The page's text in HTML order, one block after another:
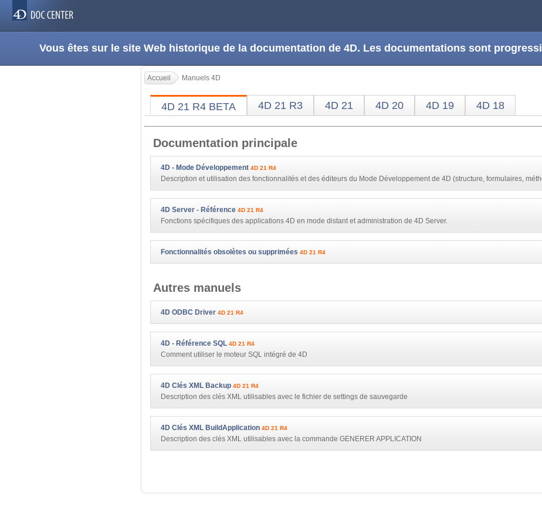
Vous êtes sur le site Web historique de la documentation de 4D. Les documentations sont
Accueil Manuels 4D
4D 21 R4 BETA 4D 21 R3 4D 21 4D 20 4D 19 4D 18
Documentation principale
4D - Mode Développement 4D 21 R4
Description et utilisation des fonctionnalités et des éditeurs du Mode Développement de 4D (structure, formulaires,
4D Server - Référence 4D 21 R4
Fonctions spécifiques des applications 4D en mode distant et administration de 4D Server.
Fonctionnalités obsolètes ou supprimées 4D 21 R4
Autres manuels
4D ODBC Driver 4D 21 R4
4D - Référence SQL 4D 21 R4
Comment utiliser le moteur SQL intégré de 4D
4D Clés XML Backup 4D 21 R4
Description des clés XML utilisables avec le fichier de settings de sauvegarde
4D Clés XML BuildApplication 4D 21 R4
Description des clés XML utilisables avec la commande GENERER APPLICATION